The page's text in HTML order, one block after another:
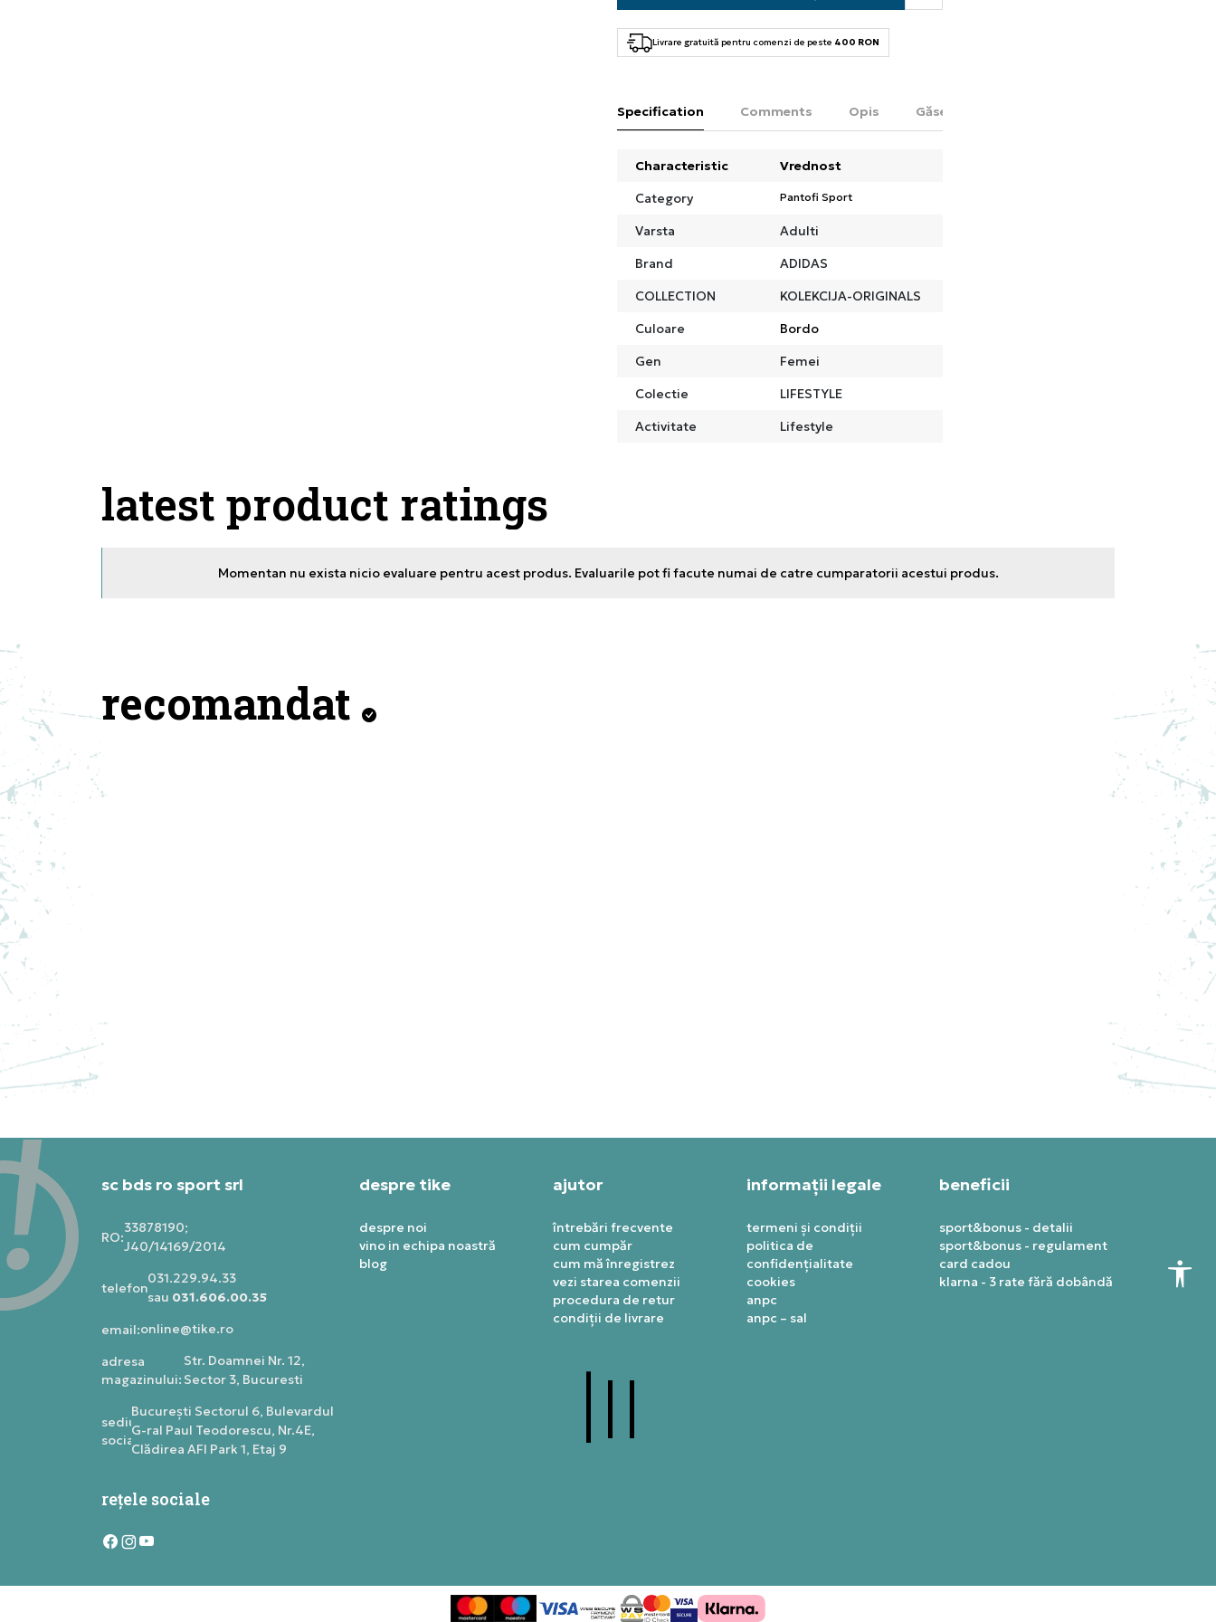
Livrare gratuită pentru comenzi de peste 400 RON
Specification Comments Opis Găsește în magazin
Characteristic
Vrednost
Category
Pantofi Sport
Varsta
Adulti
Brand
ADIDAS
COLLECTION
KOLEKCIJA-ORIGINALS
Culoare
Bordo
Gen
Femei
Colectie
LIFESTYLE
Activitate
Lifestyle
latest product ratings
Momentan nu exista nicio evaluare pentru acest produs. Evaluarile pot fi facute numai de catre cumparatorii acestui produs.
recomandat
sc bds ro sport srl
RO:
33878190;
J40/14169/2014
telefon:
031.229.94.33
sau 031.606.00.35
email:online@tike.ro
adresa
magazinului:
Str. Doamnei Nr. 12,
Sector 3, Bucuresti
sediu
social:
Bucureşti Sectorul 6, Bulevardul
G-ral Paul Teodorescu, Nr.4E,
Clădirea AFI Park 1, Etaj 9
despre tike
despre noi
vino in echipa noastră
blog
ajutor
întrebări frecvente
cum cumpăr
cum mă înregistrez
vezi starea comenzii
procedura de retur
condiții de livrare
informații legale
termeni și condiții
politica de
confidențialitate
cookies
anpc
anpc – sal
beneficii
sport&bonus - detalii
sport&bonus - regulament
card cadou
klarna - 3 rate fără dobândă
rețele sociale